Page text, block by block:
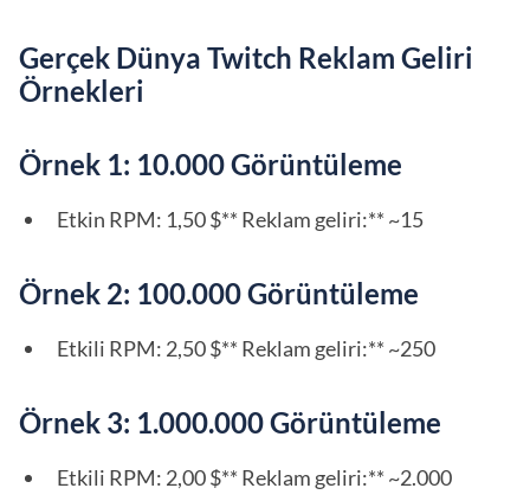
Gerçek Dünya Twitch Reklam Geliri
Örnekleri
Örnek 1: 10.000 Görüntüleme
Etkin RPM: 1,50 $** Reklam geliri:** ~15
Örnek 2: 100.000 Görüntüleme
Etkili RPM: 2,50 $** Reklam geliri:** ~250
Örnek 3: 1.000.000 Görüntüleme
Etkili RPM: 2,00 $** Reklam geliri:** ~2.000